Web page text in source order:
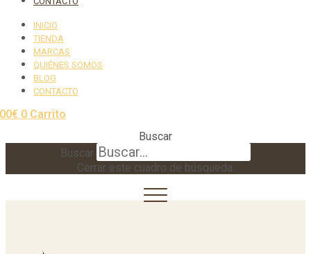
INICIO
TIENDA
MARCAS
QUIÉNES SOMOS
BLOG
CONTACTO
€ 0 Carrito
Buscar
Buscar
Cerrar este cuadro de búsqueda.